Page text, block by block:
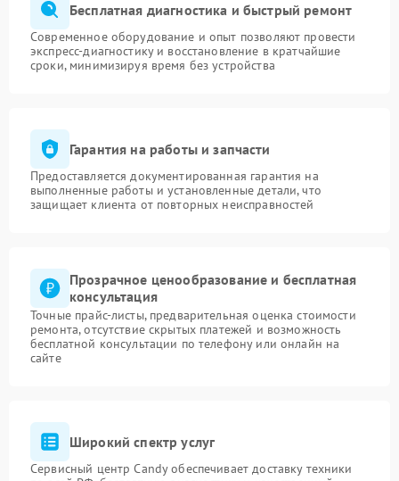
Бесплатная диагностика и быстрый ремонт
Современное оборудование и опыт позволяют провести
экспресс-диагностику и восстановление в кратчайшие
сроки, минимизируя время без устройства
Гарантия на работы и запчасти
Предоставляется документированная гарантия на
выполненные работы и установленные детали, что
защищает клиента от повторных неисправностей
Прозрачное ценообразование и бесплатная
консультация
Точные прайс-листы, предварительная оценка стоимости
ремонта, отсутствие скрытых платежей и возможность
бесплатной консультации по телефону или онлайн на
сайте
Широкий спектр услуг
Сервисный центр Candy обеспечивает доставку техники